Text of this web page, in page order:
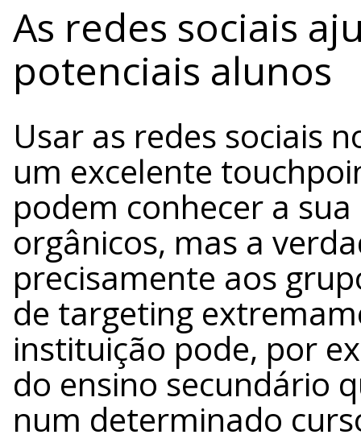
As redes sociais
potenciais alunos
Usar as redes sociais
um excelente
podem conhecer a
orgânicos, mas a
precisamente aos
de targeting
instituição pode, por
do ensino secundário
num determinado